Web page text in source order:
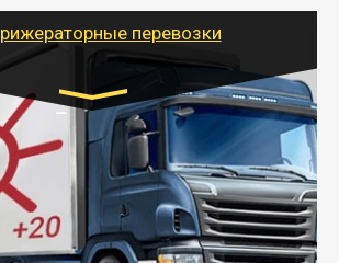
разгрузочных работ при перевозке.
перевозки
Транспорт:
3 тонны), Бычок, Еврофура от 5 до
10 тонн
от 6000 руб.
перевозки грузов с